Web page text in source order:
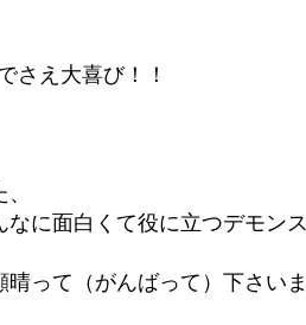
さえ大喜び！！
に面白くて役に立つデモンス
って（がんばって）下さいま